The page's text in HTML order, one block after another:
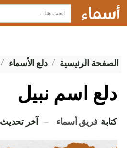
الصفحة الرئيسية دلع الأسماء
دلع اسم نبيل
كتابة فريق أسماء آخر تحديث